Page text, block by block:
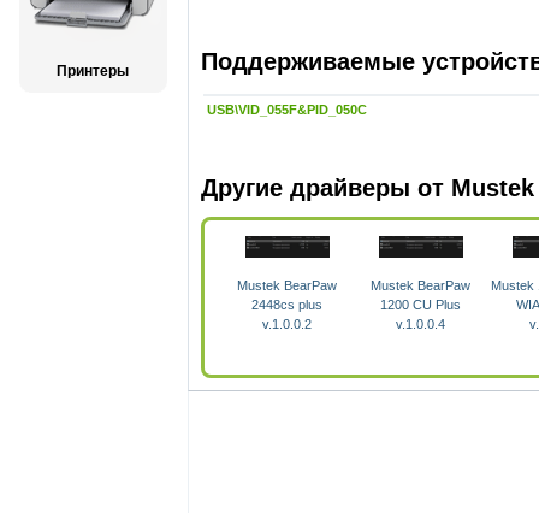
Принтеры Поддерживаемые
USB\VID_055F&PID_050C
Другие драйверы от Mustek
Mustek BearPaw
2448cs plus
v.1.0.0.2
Mustek BearPaw
1200 CU Plus
v.1.0.0.4
Mustek